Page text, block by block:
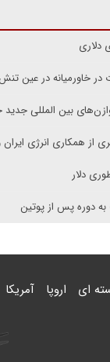
دلاری
خاورمیانه در عین تنش
بین المللی
از همکاری انرژی
دلار
دوره پس از پوتین
ای اروپا آمریکا